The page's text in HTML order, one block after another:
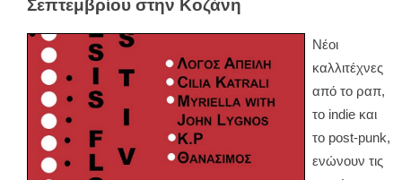
Σεπτεμβρίου στην Κοζάνη
Νέοι
καλλιτέχνες
από το ραπ,
το indie και
το post-punk,
ενώνουν τις